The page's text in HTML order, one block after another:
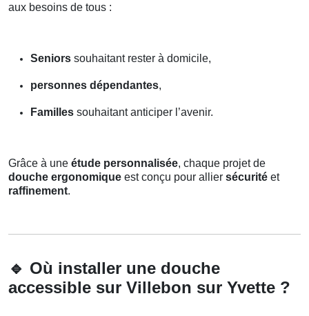
aux besoins de tous :
Seniors souhaitant rester à domicile,
personnes dépendantes,
Familles souhaitant anticiper l’avenir.
Grâce à une étude personnalisée, chaque projet de
douche ergonomique est conçu pour allier sécurité et
raffinement.
🔹 Où installer une douche
accessible sur Villebon sur Yvette ?